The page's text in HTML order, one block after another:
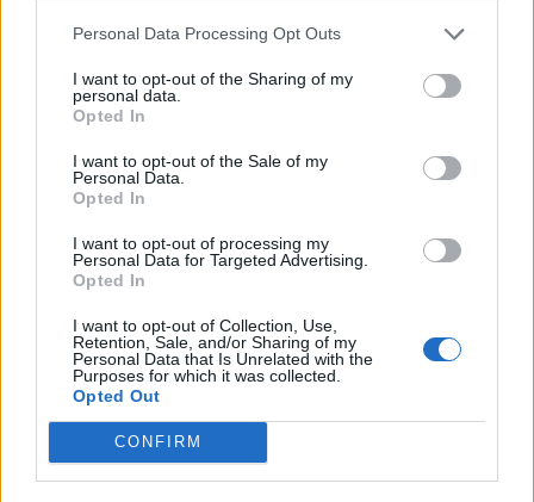
Personal Data Processing Opt Outs
I want to opt-out of the Sharing of my
personal data.
Opted In
I want to opt-out of the Sale of my
Personal Data.
Opted In
I want to opt-out of processing my
Personal Data for Targeted Advertising.
Opted In
I want to opt-out of Collection, Use,
Retention, Sale, and/or Sharing of my
Personal Data that Is Unrelated with the
Purposes for which it was collected.
Opted Out
CONFIRM
A legidegesítőbb kifejezések laza
gyűjteménye
Elyna Robbs: Adéle és az örökölt árnyak
A világ legismertebb ruhái